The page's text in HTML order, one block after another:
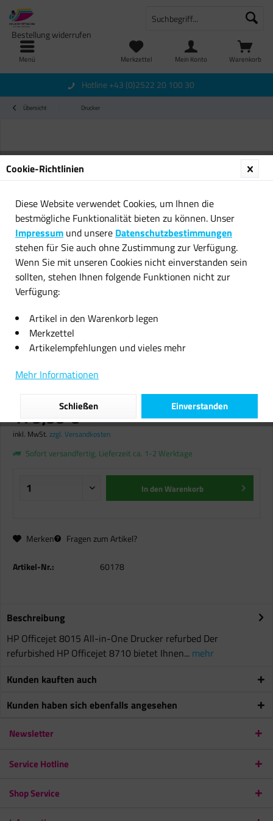
Menü Warenkorb
Merkzettel
Bestellung widerrufen
Mein Konto
Hotline +43 (0)2522 20 100 30
Übersicht Drucker
HP Officejet 8015 All-in-One
Drucker Scanner Kopierer Faxen
179,99 € *
inkl. MwSt. zzgl. Versandkosten
Sofort versandfertig, Lieferzeit ca. 1-2 Werktage
In denWarenkorb
Merken Fragen zum Artikel?
Artikel-Nr.: 60178
Beschreibung
HP Officejet 8015 All-in-One Drucker refurbed Der
refurbished HP Officejet 8710 bietet Ihnen... mehr
Kunden kauften auch
Kunden haben sich ebenfalls angesehen
Newsletter
Service Hotline
Shop Service
Cookie-Richtlinien
Diese Website verwendet Cookies, um Ihnen die
bestmögliche Funktionalität bieten zu können. Unser
Impressum und unsere Datenschutzbestimmungen
stehen für Sie auch ohne Zustimmung zur Verfügung.
Wenn Sie mit unseren Cookies nicht einverstanden sein
sollten, stehen Ihnen folgende Funktionen nicht zur
Verfügung:
Artikel in den Warenkorb legen
Merkzettel
Artikelempfehlungen und vieles mehr
Mehr Informationen
Einverstanden
Schließen